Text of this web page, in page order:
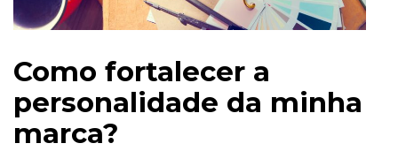
Como fortalecer a
personalidade da minha
marca?